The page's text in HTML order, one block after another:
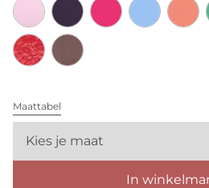
Maattabel
Kies je maat
In